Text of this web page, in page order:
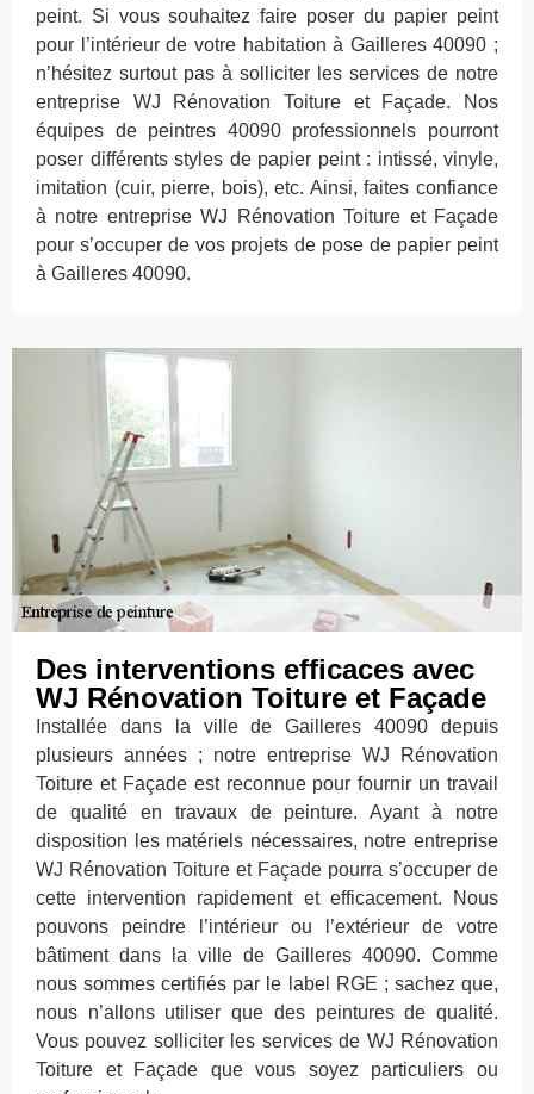
peint. Si vous souhaitez faire poser du papier peint
pour l’intérieur de votre habitation à Gailleres 40090 ;
n’hésitez surtout pas à solliciter les services de notre
entreprise WJ Rénovation Toiture et Façade. Nos
équipes de peintres 40090 professionnels pourront
poser différents styles de papier peint : intissé, vinyle,
imitation (cuir, pierre, bois), etc. Ainsi, faites confiance
à notre entreprise WJ Rénovation Toiture et Façade
pour s’occuper de vos projets de pose de papier peint
à Gailleres 40090.
Des interventions efficaces avec
WJ Rénovation Toiture et Façade
Installée dans la ville de Gailleres 40090 depuis
plusieurs années ; notre entreprise WJ Rénovation
Toiture et Façade est reconnue pour fournir un travail
de qualité en travaux de peinture. Ayant à notre
disposition les matériels nécessaires, notre entreprise
WJ Rénovation Toiture et Façade pourra s’occuper de
cette intervention rapidement et efficacement. Nous
pouvons peindre l’intérieur ou l’extérieur de votre
bâtiment dans la ville de Gailleres 40090. Comme
nous sommes certifiés par le label RGE ; sachez que,
nous n’allons utiliser que des peintures de qualité.
Vous pouvez solliciter les services de WJ Rénovation
Toiture et Façade que vous soyez particuliers ou